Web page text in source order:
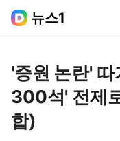
뉴스1
'증원 논란'
300석' 전제
합)